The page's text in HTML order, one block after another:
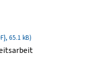
65.1 kB)